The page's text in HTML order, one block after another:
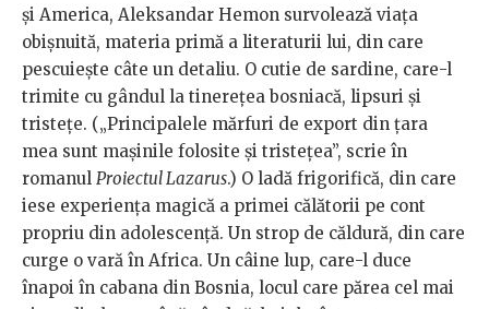
și America, Aleksandar Hemon survolează viața
obișnuită, materia primă a literaturii lui, din care
pescuiește câte un detaliu. O cutie de sardine, care-l
trimite cu gândul la tinerețea bosniacă, lipsuri și
tristețe. („Principalele mărfuri de export din țara
mea sunt mașinile folosite și tristețea”, scrie în
romanul Proiectul Lazarus.) O ladă frigorifică, din care
iese experiența magică a primei călătorii pe cont
propriu din adolescență. Un strop de căldură, din care
curge o vară în Africa. Un câine lup, care-l duce
înapoi în cabana din Bosnia, locul care părea cel mai